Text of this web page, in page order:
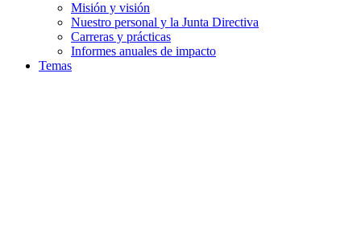
Misión y visión
Nuestro personal y la Junta Directiva
Carreras y prácticas
Informes anuales de impacto
Temas